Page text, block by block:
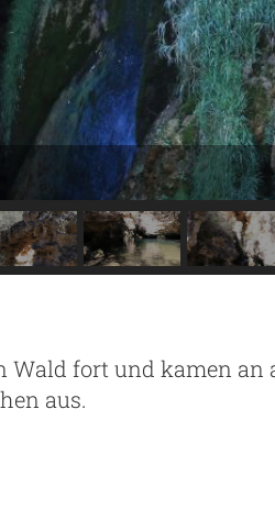
Wald fort und kamen an
aus.